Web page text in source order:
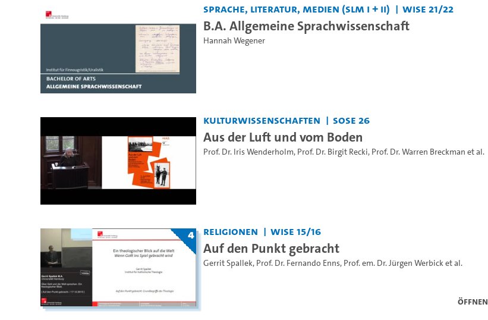
Sprache, Literatur, Medien (SLM I + II) WiSe 21/22
B.A. Allgemeine Sprachwissenschaft
Hannah Wegener
Kulturwissenschaften SoSe 26
Aus der Luft und vom Boden
Prof. Dr. Iris Wenderholm, Prof. Dr. Birgit Recki, Prof. Dr. Warren Breckman et al.
4 Religionen WiSe 15/16
Auf den Punkt gebracht
Gerrit Spallek, Prof. Dr. Fernando Enns, Prof. em. Dr. Jürgen Werbicket al.
Öffnen